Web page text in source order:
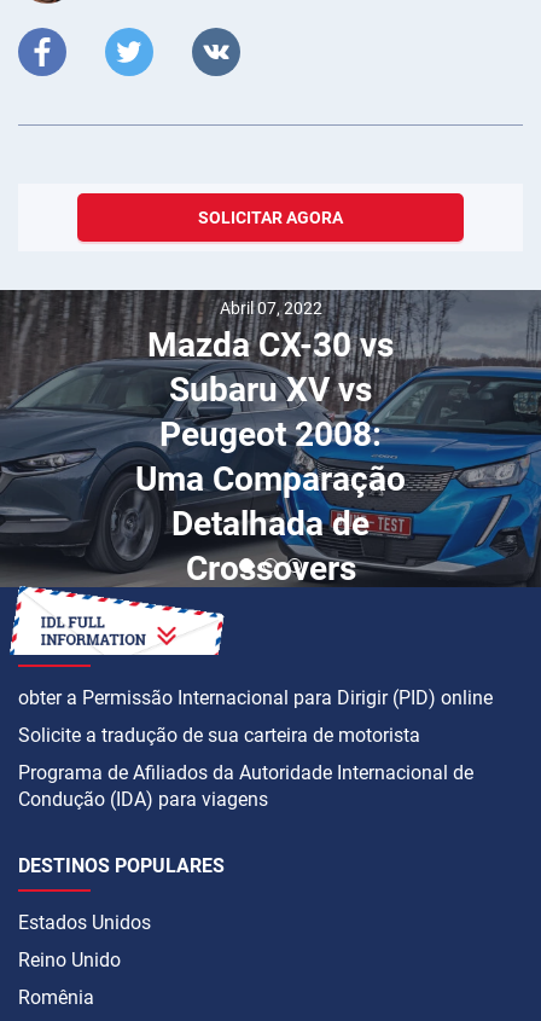
SOLICITAR AGORA
Abril 07, 2022
Mazda CX-30 vs
Subaru XV vs
Peugeot 2008:
Uma Comparação
Detalhada de
Crossovers
COMO
obter a Permissão Internacional para Dirigir (PID) online
Solicite a tradução de sua carteira de motorista
Programa de Afiliados da Autoridade Internacional de
Condução (IDA) para viagens
DESTINOS POPULARES
Estados Unidos
Reino Unido
Romênia